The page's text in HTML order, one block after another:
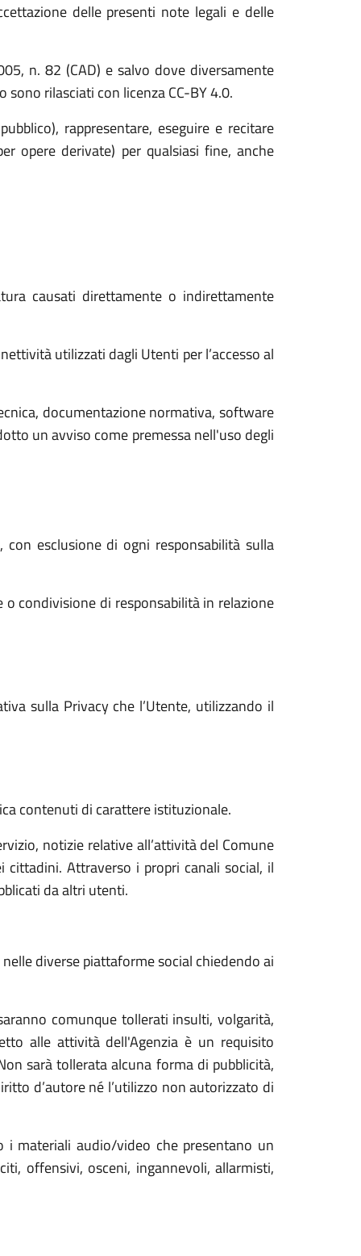
delle presenti note legali e delle
n. 82 (CAD) e salvo dove diversamente
rilasciati con licenza CC-BY 4.0.
rappresentare, eseguire e recitare
opere derivate) per qualsiasi fine, anche
causati direttamente o indirettamente
utilizzati dagli Utenti per l’accesso al
documentazione normativa, software
un avviso come premessa nell'uso degli
esclusione di ogni responsabilità sulla
condivisione di responsabilità in relazione
sulla Privacy che l’Utente, utilizzando il
contenuti di carattere istituzionale.
notizie relative all’attività del Comune
Attraverso i propri canali social, il
da altri utenti.
diverse piattaforme social chiedendo ai
comunque tollerati insulti, volgarità,
alle attività dell'Agenzia è un requisito
sarà tollerata alcuna forma di pubblicità,
d’autore né l’utilizzo non autorizzato di
materiali audio/video che presentano un
offensivi, osceni, ingannevoli, allarmisti,